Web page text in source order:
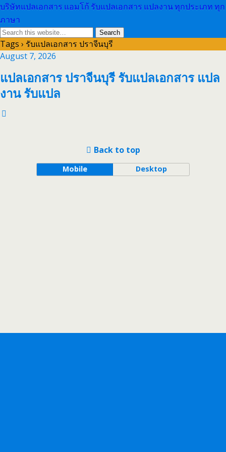
บริษัทแปลเอกสาร แอมโก้ รับแปลเอกสาร แปลงาน ทุกประเภท ทุก
ภาษา
Tags › รับแปลเอกสาร ปราจีนบุรี
August 7, 2026
แปลเอกสาร ปราจีนบุรี รับแปลเอกสาร แปล
งาน รับแปล
Back to top
Mobile Desktop